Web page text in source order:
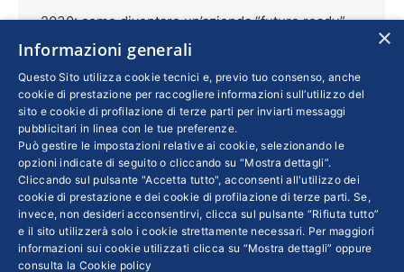
2030: come diventare un’azienda “future ready”
Innovazione DiALBERTO MATTIELLO
14 Settembre 2021
La pandemia è uno spartiacque. Valori,
obiettivi e organizzazione sono destinati a
cambiare all’interno delle aziende. Un cammino
non privo di difficoltà ma molto stimolante, nel
quale la collaborazione assumerà sempre più
importanza
×
Informazioni generali
Questo Sito utilizza cookie tecnici e, previo tuo consenso, anche
cookie di prestazione per raccogliere informazioni sull’utilizzo del
sito e cookie di profilazione di terze parti per inviarti messaggi
pubblicitari in linea con le tue preferenze.
Può gestire le impostazioni relative ai cookie, selezionando le
opzioni indicate di seguito o cliccando su “Mostra dettagli”.
Cliccando sul pulsante "Accetta tutto", acconsenti all'utilizzo dei
cookie di prestazione e dei cookie di profilazione di terze parti. Se,
invece, non desideri acconsentirvi, clicca sul pulsante “Rifiuta tutto”
e il sito utilizzerà solo i cookie strettamente necessari. Per maggiori
informazioni sui cookie utilizzati clicca su “Mostra dettagli” oppure
consulta la Cookie policy